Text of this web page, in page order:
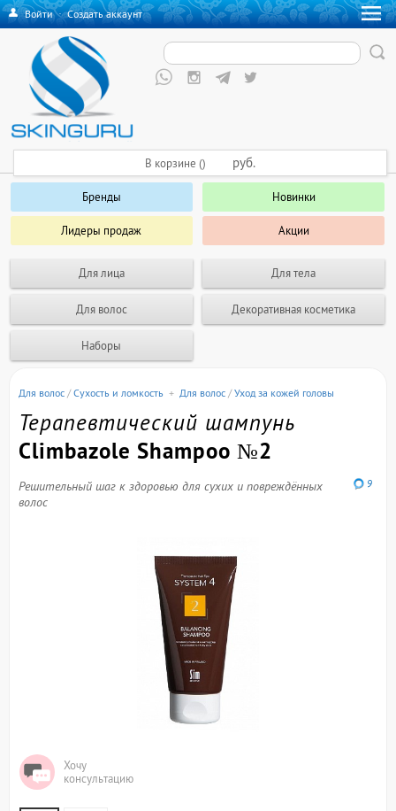
Войти·Создать аккаунт
Бренды Новинки
Лидеры продаж Акции
Для лица Для тела
Для волос Декоративная косметика
Наборы
В корзине () руб.
Для волос /Сухость и ломкость + Для волос /Уход за кожей головы
Терапевтический шампунь
Climbazole Shampoo №2
9
Решительный шаг к здоровью для сухих и повреждённых
волос
Хочу
консультацию